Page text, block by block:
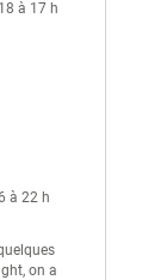
à 17 h
à 22 h
on a